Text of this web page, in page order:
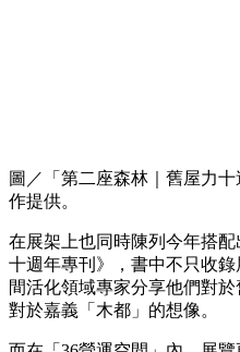
圖／「第二座森林｜舊屋力
作提供。
在展架上也同時陳列今年搭
十週年專刊》，書中不只收
間活化領域專家分享他們對
對於嘉義「木都」的想像。